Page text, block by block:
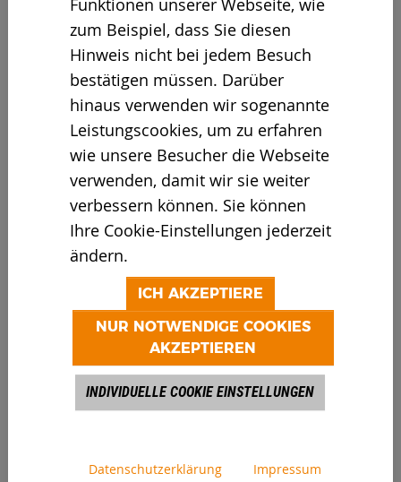
Funktionen unserer Webseite, wie
zum Beispiel, dass Sie diesen
Hinweis nicht bei jedem Besuch
bestätigen müssen. Darüber
hinaus verwenden wir sogenannte
Leistungscookies, um zu erfahren
wie unsere Besucher die Webseite
verwenden, damit wir sie weiter
verbessern können. Sie können
Ihre Cookie-Einstellungen jederzeit
ändern.
ICH AKZEPTIERE
NUR NOTWENDIGE COOKIES
AKZEPTIEREN
INDIVIDUELLE COOKIE EINSTELLUNGEN
Datenschutzerklärung Impressum
20.04.2026
SAUBERE SACHE: NEUER
SPIRALWELLENSEPARATOR
TRENNT SCHWIERIGE
STOFFSTRÖME MIT
LEICHTIGKEIT